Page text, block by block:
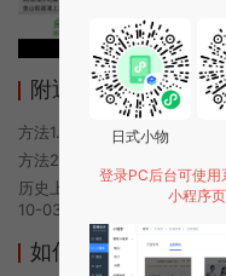
附近有位小程序使
方法1. 使用微信扫描本页面
方法2. 在微信中搜索“附近有
历史上的今时小程序由附近
10-03 18:36发布
如何开发类似附近
日式小物
登录PC后台可使用
小程序